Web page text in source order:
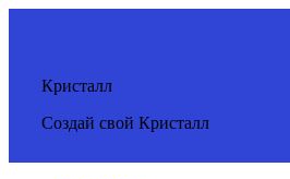
Кристалл
Создай свой Кристалл